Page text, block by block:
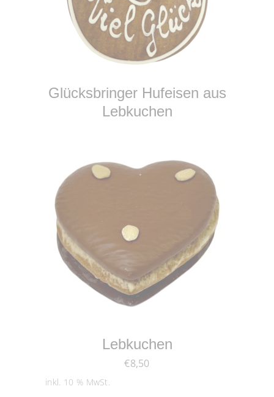
WEITERLESEN
Glücksbringer Hufeisen aus
Lebkuchen
Lebkuchen
€8,50
inkl. 10 % MwSt.